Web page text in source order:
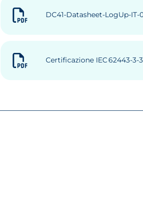
DC41-Datasheet-LogUp-IT-
Certificazione IEC 62443-3-3